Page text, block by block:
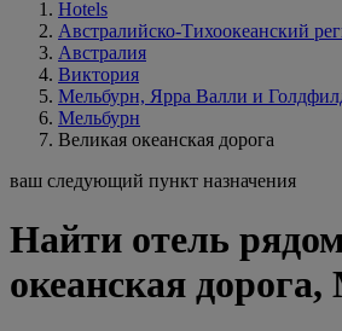
Hotels
Австралийско-Тихоокеанский
Австралия
Виктория
Мельбурн, Ярра Валли и
Мельбурн
Великая океанская дорога
ваш следующий пункт назначения
Найти отель
океанская